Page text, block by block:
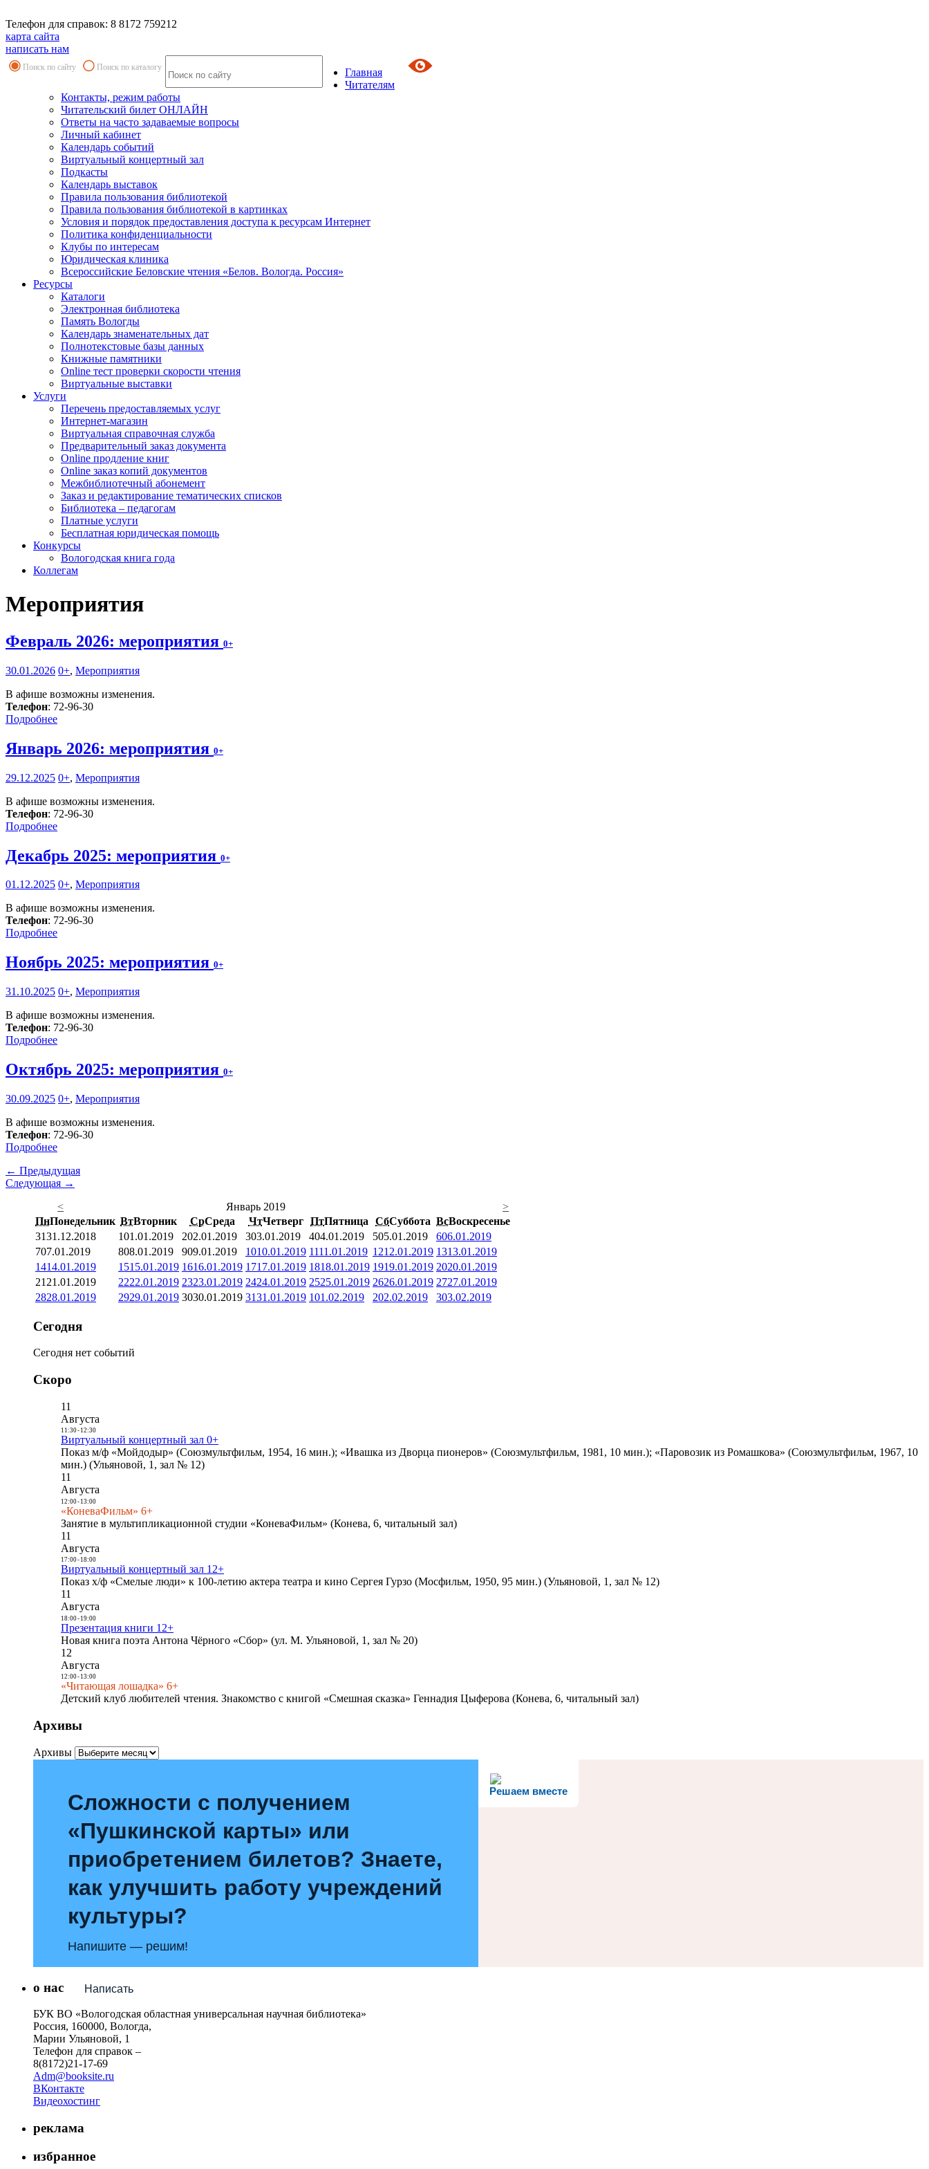
Телефон для справок: 8 8172 759212
карта сайта
написать нам
Поиск по сайту Поиск по каталогу
Главная
Читателям
Контакты, режим работы
Читательский билет ОНЛАЙН
Ответы на часто задаваемые вопросы
Личный кабинет
Календарь событий
Виртуальный концертный зал
Подкасты
Календарь выставок
Правила пользования библиотекой
Правила пользования библиотекой в картинках
Условия и порядок предоставления доступа к ресурсам Интернет
Политика конфиденциальности
Клубы по интересам
Юридическая клиника
Всероссийские Беловские чтения «Белов. Вологда. Россия»
Ресурсы
Каталоги
Электронная библиотека
Память Вологды
Календарь знаменательных дат
Полнотекстовые базы данных
Книжные памятники
Online тест проверки скорости чтения
Виртуальные выставки
Услуги
Перечень предоставляемых услуг
Интернет-магазин
Виртуальная справочная служба
Предварительный заказ документа
Online продление книг
Online заказ копий документов
Межбиблиотечный абонемент
Заказ и редактирование тематических списков
Библиотека – педагогам
Платные услуги
Бесплатная юридическая помощь
Конкурсы
Вологодская книга года
Коллегам
Мероприятия
Февраль 2026: мероприятия 0+
30.01.2026 0+, Мероприятия
В афише возможны изменения.
Телефон: 72-96-30
Подробнее
Январь 2026: мероприятия 0+
29.12.2025 0+, Мероприятия
В афише возможны изменения.
Телефон: 72-96-30
Подробнее
Декабрь 2025: мероприятия 0+
01.12.2025 0+, Мероприятия
В афише возможны изменения.
Телефон: 72-96-30
Подробнее
Ноябрь 2025: мероприятия 0+
31.10.2025 0+, Мероприятия
В афише возможны изменения.
Телефон: 72-96-30
Подробнее
Октябрь 2025: мероприятия 0+
30.09.2025 0+, Мероприятия
В афише возможны изменения.
Телефон: 72-96-30
Подробнее
← Предыдущая
Следующая →
<
Январь 2019
>
ПнПонедельник ВтВторник СрСреда ЧтЧетверг ПтПятница СбСуббота ВсВоскресенье
3131.12.2018 101.01.2019 202.01.2019 303.01.2019 404.01.2019 505.01.2019 606.01.2019
707.01.2019 808.01.2019 909.01.2019 1010.01.2019 1111.01.2019 1212.01.2019 1313.01.2019
1414.01.2019 1515.01.2019 1616.01.2019 1717.01.2019 1818.01.2019 1919.01.2019 2020.01.2019
21 21.01.2019 2222.01.2019 2323.01.2019 2424.01.2019 2525.01.2019 2626.01.2019 2727.01.2019
2828.01.2019 2929.01.2019 3030.01.2019 3131.01.2019 101.02.2019 202.02.2019 303.02.2019
Сегодня
Сегодня нет событий
Скоро
11
Августа
11:30- 12:30
Виртуальный концертный зал 0+
Показ м/ф «Мойдодыр» (Союзмультфильм, 1954, 16 мин.); «Ивашка из Дворца пионеров» (Союзмультфильм, 1981, 10 мин.); «Паровозик из Ромашкова» (Союзмультфильм, 1967, 10
мин.) (Ульяновой, 1, зал № 12)
11
Августа
12:00- 13:00
«КоневаФильм» 6+
Занятие в мультипликационной студии «КоневаФильм» (Конева, 6, читальный зал)
11
Августа
17:00- 18:00
Виртуальный концертный зал 12+
Показ х/ф «Смелые люди» к 100-летию актера театра и кино Сергея Гурзо (Мосфильм, 1950, 95 мин.) (Ульяновой, 1, зал № 12)
11
Августа
18:00- 19:00
Презентация книги 12+
Новая книга поэта Антона Чёрного «Сбор» (ул. М. Ульяновой, 1, зал № 20)
12
Августа
12:00- 13:00
«Читающая лошадка» 6+
Детский клуб любителей чтения. Знакомство с книгой «Смешная сказка» Геннадия Цыферова (Конева, 6, читальный зал)
Архивы
Архивы
Решаем вместе
Сложности с получением
«Пушкинской карты» или
приобретением билетов? Знаете,
как улучшить работу учреждений
культуры?
Напишите — решим!
Написать
о нас
БУК ВО «Вологодская областная универсальная научная библиотека»
Россия, 160000, Вологда,
Марии Ульяновой, 1
Телефон для справок –
8(8172)21-17-69
Adm@booksite.ru
ВКонтакте
Видеохостинг
реклама
избранное